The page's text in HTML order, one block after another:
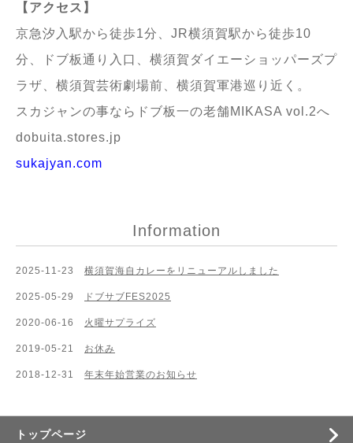
【アクセス】
京急汐入駅から徒歩1分、JR横須賀駅から徒歩10
分、ドブ板通り入口、横須賀ダイエーショッパーズプ
ラザ、横須賀芸術劇場前、横須賀軍港巡り近く。
スカジャンの事ならドブ板一の老舗MIKASA vol.2へ
dobuita.stores.jp
sukajyan.com
Information
2025-11-23 横須賀海自カレーをリニューアルしました
2025-05-29 ドブサブFES2025
2020-06-16 火曜サプライズ
2019-05-21 お休み
2018-12-31 年末年始営業のお知らせ
トップページ